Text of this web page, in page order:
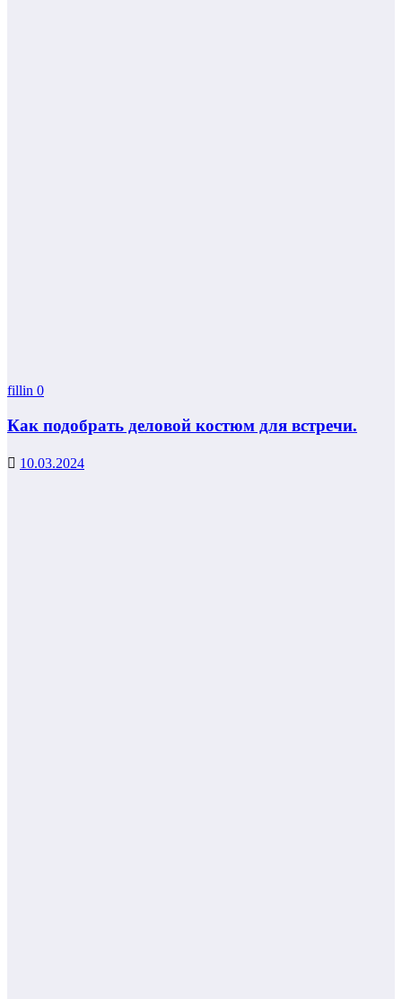
fillin 0
Как подобрать деловой костюм для встречи.
10.03.2024